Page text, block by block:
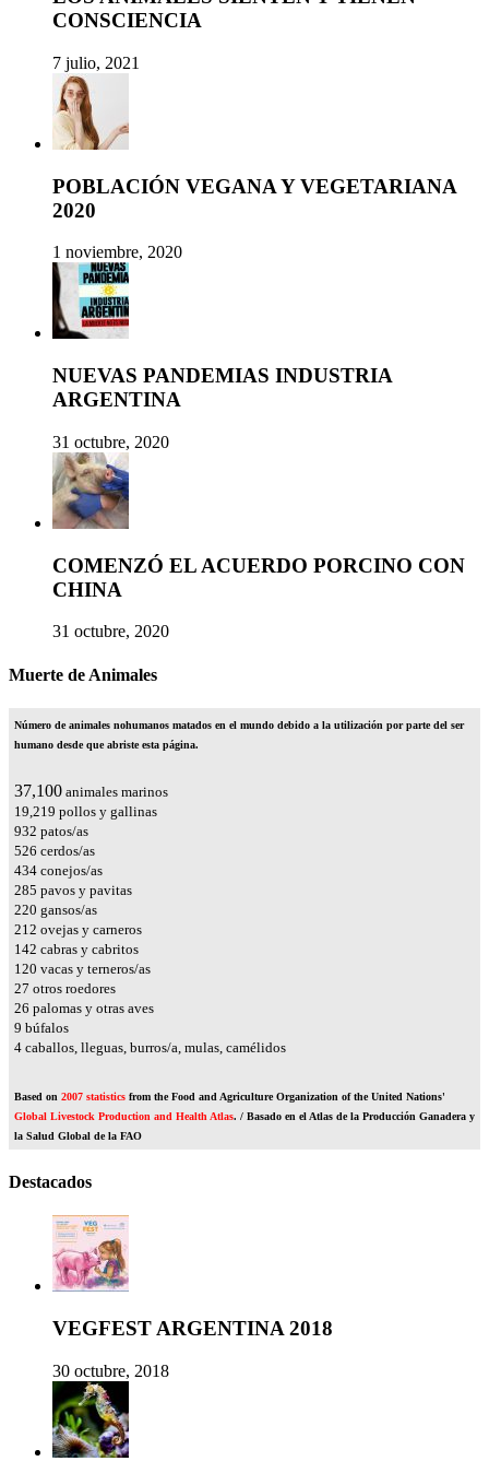
CONSCIENCIA
7 julio, 2021
POBLACIÓN VEGANA Y VEGETARIANA
2020
1 noviembre, 2020
NUEVAS PANDEMIAS INDUSTRIA
ARGENTINA
31 octubre, 2020
COMENZÓ EL ACUERDO PORCINO CON
CHINA
31 octubre, 2020
Muerte de Animales
Número de animales nohumanos matados en el mundo debido a la utilización por parte del ser
humano desde que abriste esta página.
42,808 animales marinos
22,176 pollos y gallinas
1,076patos/as
607 cerdos/as
500 conejos/as
329 pavos y pavitas
254 gansos/as
245 ovejas y carneros
164 cabras y cabritos
139 vacas y terneros/as
31 otros roedores
30 palomas y otras aves
11búfalos
4 caballos, lleguas, burros/a, mulas, camélidos
Based on 2007 statistics from the Food and Agriculture Organization of the United Nations'
Global Livestock Production and Health Atlas. / Basado en el Atlas de la Producción Ganadera y
la Salud Global de la FAO
Destacados
VEGFEST ARGENTINA 2018
30 octubre, 2018